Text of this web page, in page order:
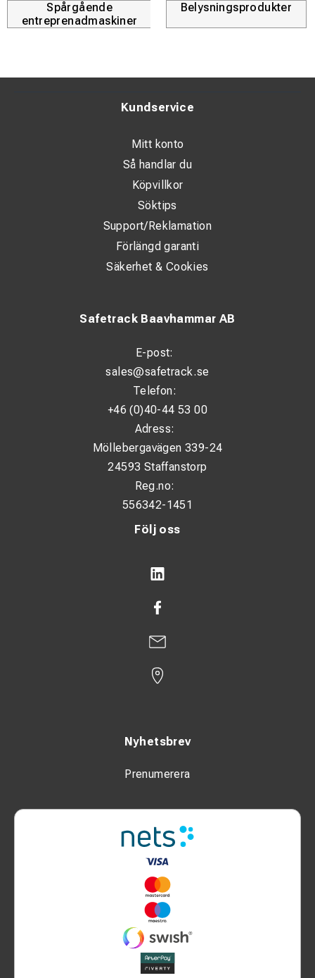
Spårgående
entreprenadmaskiner
Belysningsprodukter
Följ oss
Nyhetsbrev
Prenumerera
Safetrack Baavhammar AB
E-post:
sales@safetrack.se
Telefon:
+46 (0)40-44 53 00
Adress:
Möllebergavägen 339-24
24593 Staffanstorp
Reg.no:
556342-1451
Kundservice
Mitt konto
Så handlar du
Köpvillkor
Söktips
Support/Reklamation
Förlängd garanti
Säkerhet & Cookies